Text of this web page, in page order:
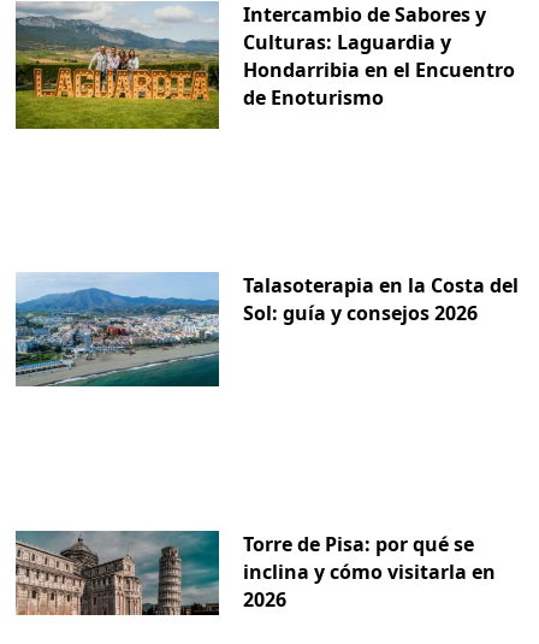
Intercambio de Sabores y
Culturas: Laguardia y
Hondarribia en el Encuentro
de Enoturismo
Talasoterapia en la Costa del
Sol: guía y consejos 2026
Torre de Pisa: por qué se
inclina y cómo visitarla en
2026